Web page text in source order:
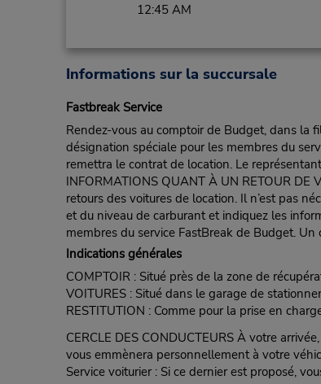
12:45 AM
Informations sur la succursale
Fastbreak Service
Rendez-vous au comptoir de Budget, dans la
désignation spéciale pour les membres du
remettra le contrat de location. Le
INFORMATIONS QUANT À UN RETOUR DE
retours des voitures de location. Il n’est pas
et du niveau de carburant et indiquez les
membres du service FastBreak de Budget.
Indications générales
COMPTOIR : Situé près de la zone de
VOITURES : Situé dans le garage de
RESTITUTION : Comme pour la prise en
CERCLE DES CONDUCTEURS À votre
vous emmènera personnellement à votre
Service voiturier : Si ce dernier est proposé,